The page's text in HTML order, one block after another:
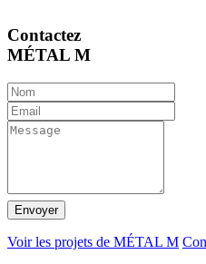
Contactez
MÉTAL M
Envoyer
Voir les projets de MÉTAL M